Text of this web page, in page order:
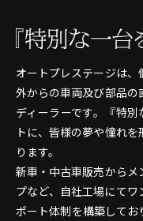
オートプレステージは
外からの車両及び部品
ディーラーです。『特
トに、皆様の夢や憧れ
ります。
新車・中古車販売からメ
プなど、自社工場にて
ポート体制を構築してお